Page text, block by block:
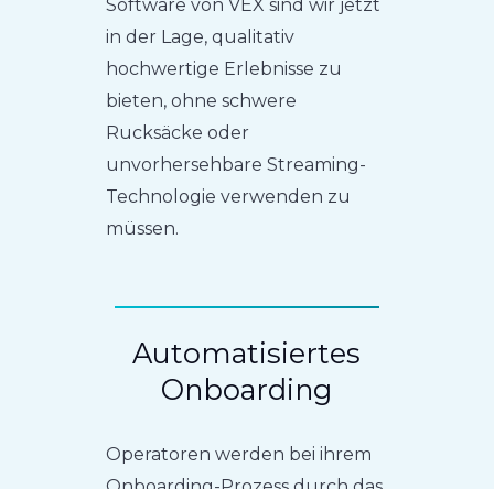
Software von VEX sind wir jetzt
in der Lage, qualitativ
hochwertige Erlebnisse zu
bieten, ohne schwere
Rucksäcke oder
unvorhersehbare Streaming-
Technologie verwenden zu
müssen.
Automatisiertes
Onboarding
Operatoren werden bei ihrem